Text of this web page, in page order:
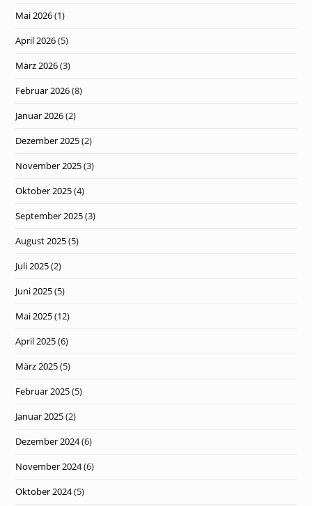
Mai 2026(1)
April 2026(5)
März 2026(3)
Februar 2026(8)
Januar 2026(2)
Dezember 2025(2)
November 2025(3)
Oktober 2025(4)
September 2025(3)
August 2025(5)
Juli 2025(2)
Juni 2025(5)
Mai 2025(12)
April 2025(6)
März 2025(5)
Februar 2025(5)
Januar 2025(2)
Dezember 2024(6)
November 2024(6)
Oktober 2024(5)